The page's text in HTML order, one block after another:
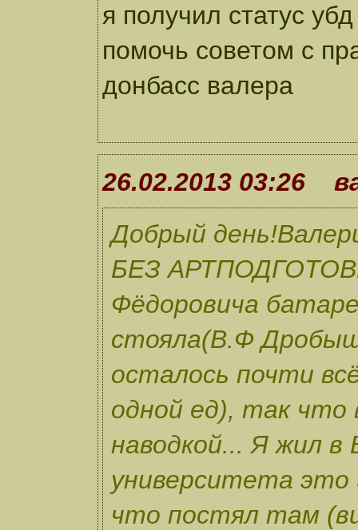
я получил статус
помочь советом с
донбасс валера
26.02.2013 03:26
Добрый
БЕЗ
Фёдоровича
стояла(В.Ф
осталось почти
одной ед), так что
наводкой... Я жил в
университета
что постял там